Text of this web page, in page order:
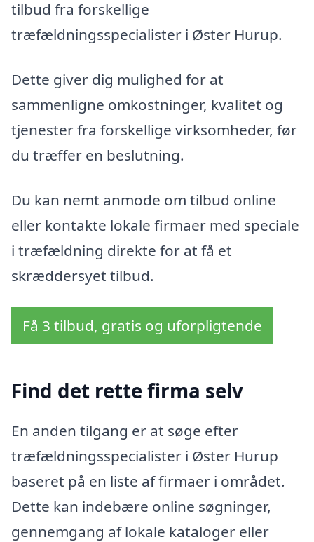
tilbud fra forskellige
træfældningsspecialister i Øster Hurup.
Dette giver dig mulighed for at
sammenligne omkostninger, kvalitet og
tjenester fra forskellige virksomheder, før
du træffer en beslutning.
Du kan nemt anmode om tilbud online
eller kontakte lokale firmaer med speciale
i træfældning direkte for at få et
skræddersyet tilbud.
Få 3 tilbud, gratis og uforpligtende
Find det rette firma selv
En anden tilgang er at søge efter
træfældningsspecialister i Øster Hurup
baseret på en liste af firmaer i området.
Dette kan indebære online søgninger,
gennemgang af lokale kataloger eller